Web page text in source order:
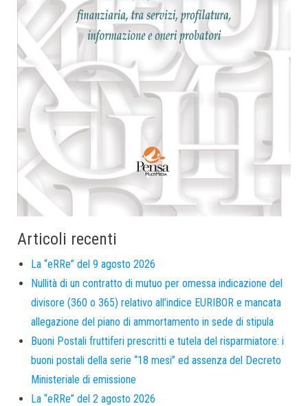
Articoli recenti
La “eRRe” del 9 agosto 2026
Nullità di un contratto di mutuo per omessa indicazione del
divisore (360 o 365) relativo all’indice EURIBOR e mancata
allegazione del piano di ammortamento in sede di stipula
Buoni Postali fruttiferi prescritti e tutela del risparmiatore: i
buoni postali della serie “18 mesi” ed assenza del Decreto
Ministeriale di emissione
La “eRRe” del 2 agosto 2026